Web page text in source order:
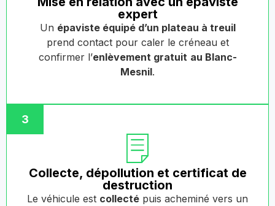
expert
Un épaviste équipé d’un plateau à treuil
prend contact pour caler le créneau et
confirmer l’enlèvement gratuit au Blanc-
Mesnil.
3
Collecte, dépollution et certificat de
destruction
Le véhicule est collecté puis acheminé vers un